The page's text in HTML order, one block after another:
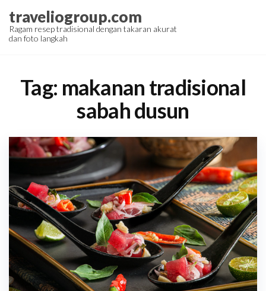
the
traveliogroup.com
Ragam resep tradisional dengan takaran akurat
dan foto langkah
Tag: makanan tradisional
sabah dusun